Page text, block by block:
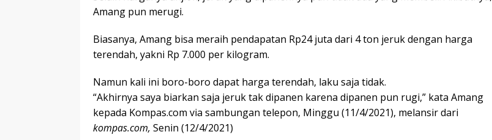
Amang pun merugi.
Biasanya, Amang bisa meraih pendapatan Rp24 juta dari 4 ton jeruk dengan harga
terendah, yakni Rp 7.000 per kilogram.
Namun kali ini boro-boro dapat harga terendah, laku saja tidak.
“Akhirnya saya biarkan saja jeruk tak dipanen karena dipanen pun rugi,” kata Amang
kepada Kompas.com via sambungan telepon, Minggu (11/4/2021), melansir dari
kompas.com, Senin (12/4/2021)